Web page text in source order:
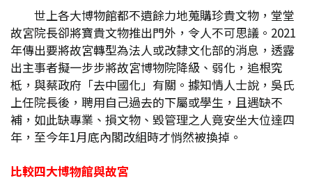
世上各大博物館都不遺餘力地蒐購珍貴文物，堂堂
故宮院長卻將寶貴文物推出門外，令人不可思議。2021
年傳出要將故宮轉型為法人或改隸文化部的消息，透露
出主事者擬一步步將故宮博物院降級、弱化，追根究
柢，與蔡政府「去中國化」有關。據知情人士說，吳氏
上任院長後，聘用自己過去的下屬或學生，且遇缺不
補，如此缺專業、損文物、毀管理之人竟安坐大位達四
年，至今年1月底內閣改組時才悄然被換掉。
比較四大博物館與故宮